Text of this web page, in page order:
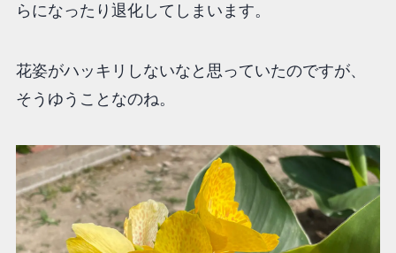
らになったり退化してしまいます。
花姿がハッキリしないなと思っていたのですが、
そうゆうことなのね。